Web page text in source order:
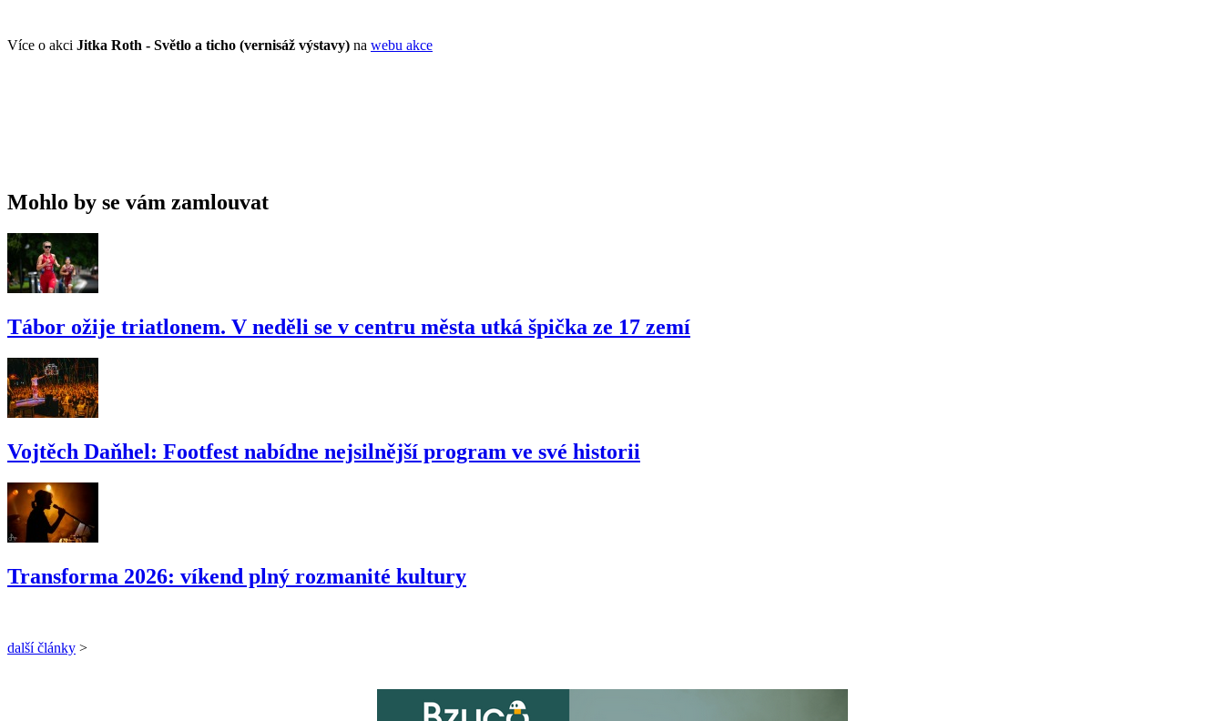
Více o akci Jitka Roth - Světlo a ticho (vernisáž výstavy) na webu akce
Mohlo by se vám zamlouvat
Tábor ožije triatlonem. V neděli se v centru města utká špička ze 17 zemí
Vojtěch Daňhel: Footfest nabídne nejsilnější program ve své historii
Transforma 2026: víkend plný rozmanité kultury
další články >